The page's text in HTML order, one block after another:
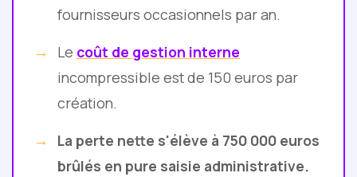
fournisseurs occasionnels par an.
Le coût de gestion interne
incompressible est de 150 euros par
création.
La perte nette s'élève à 750 000 euros
brûlés en pure saisie administrative.